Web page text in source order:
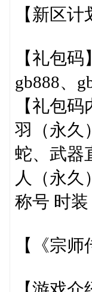
【新区
【礼包
gb888、
【礼包
羽（永久
蛇、武器
人（永
称号 时装
【《宗